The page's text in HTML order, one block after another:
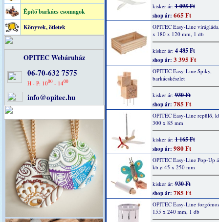
Építő barkács csomagok
Könyvek, ötletek
OPITEC Webáruház
06-70-632 7575
H - P: 1000 - 1400
info@opitec.hu
kisker ár:1 095 Ft
shop ár: 665 Ft
OPITEC Easy-Line
x 180 x 120 mm, 1 db
kisker ár:4 485 Ft
shop ár: 3 395 Ft
OPITEC Easy-Line Spiky,
barkácskészlet
kisker ár:930 Ft
shop ár: 785 Ft
OPITEC Easy-Line repülő,
300 x 85 mm
kisker ár:1 165 Ft
shop ár: 980 Ft
OPITEC Easy-Line Pop-Up
kb.ø 45 x 250 mm
kisker ár:930 Ft
shop ár: 785 Ft
OPITEC Easy-Line
155 x 240 mm, 1 db